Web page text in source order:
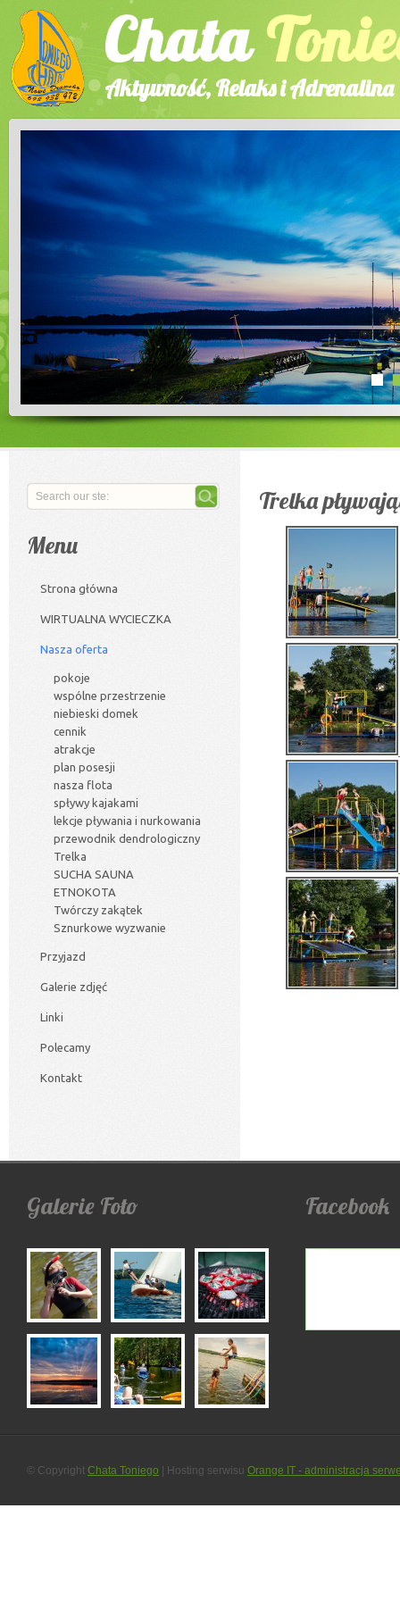
Chata
Aktywność, Relaks i Adrenalina
Trelka
Menu
Strona główna
WIRTUALNA WYCIECZKA
Nasza oferta
pokoje
wspólne przestrzenie
niebieski domek
cennik
atrakcje
plan posesji
nasza flota
spływy kajakami
lekcje pływania i nurkowania
przewodnik dendrologiczny
Trelka
SUCHA SAUNA
ETNOKOTA
Twórczy zakątek
Sznurkowe wyzwanie
Przyjazd
Galerie zdjęć
Linki
Polecamy
Kontakt
Galerie Foto Facebook
© Copyright Chata Toniego | Hosting serwisu Orange IT - administracja